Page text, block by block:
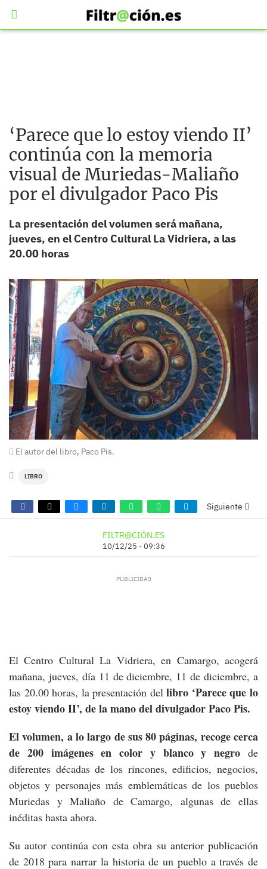
‘Parece que lo estoy viendo II’
continúa con la memoria
visual de Muriedas-Maliaño
por el divulgador Paco Pis
La presentación del volumen será mañana,
jueves, en el Centro Cultural La Vidriera, a las
20.00 horas
El autor del libro, Paco Pis.
LIBRO
Siguiente
FILTR@CIÓN.ES
10/12/25 - 09:36
El Centro Cultural La Vidriera, en Camargo, acogerá
mañana, jueves, día 11 de diciembre, 11 de diciembre, a
las 20.00 horas, la presentación dellibro ‘Parece que lo
estoy viendo II’, de la mano del divulgador Paco Pis.
El volumen, a lo largo de sus 80 páginas, recoge cerca
de 200 imágenes en color y blanco y negro de
diferentes décadas de los rincones, edificios, negocios,
objetos y personajes más emblemáticas de los pueblos
Muriedas y Maliaño de Camargo, algunas de ellas
inéditas hasta ahora.
Su autor continúa con esta obra su anterior publicación
de 2018 para narrar la historia de un pueblo a través de